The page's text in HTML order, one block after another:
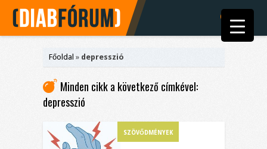
Főoldal » depresszió
Minden cikk a következő címkével:
depresszió
SZÖVŐDMÉNYEK